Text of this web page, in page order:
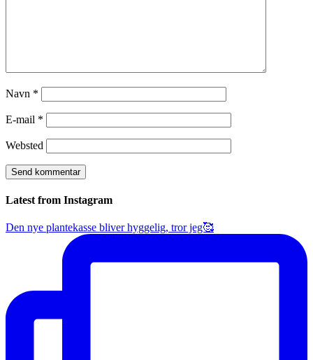
Navn *
E-mail *
Websted
Latest from Instagram
Den nye plantekasse bliver hyggelig, tror jeg🥰